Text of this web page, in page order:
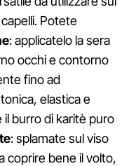
Potete
: applicatelo la sera
occhi e contorno
fino ad
elastica e
burro di karitè puro
: splamate sul viso
coprire bene il volto,